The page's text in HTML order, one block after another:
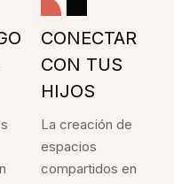
CONECTAR
CON TUS
HIJOS
La creación de
espacios
compartidos en